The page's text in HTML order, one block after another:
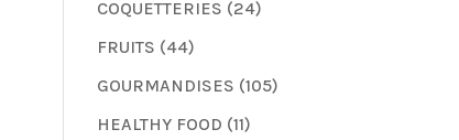
COQUETTERIES (24)
FRUITS (44)
GOURMANDISES (105)
HEALTHY FOOD (11)